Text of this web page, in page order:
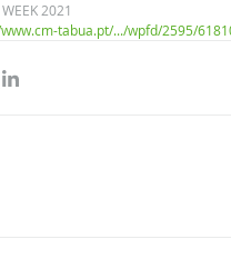
2021
tabua.pt/.../wpfd/2595/